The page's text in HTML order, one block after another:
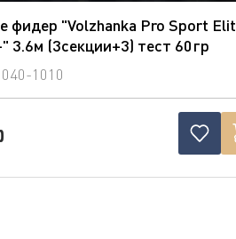
фидер "Volzhanka Pro Sport Elit
3.6м (3секции+3) тест 60гр
040-1010